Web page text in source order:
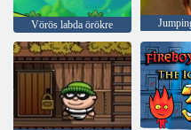
Vörös labda örökre